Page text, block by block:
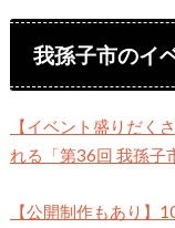
我孫子市のイ
【イベント盛りだく
れる「第36回 我孫子
【公開制作もあり